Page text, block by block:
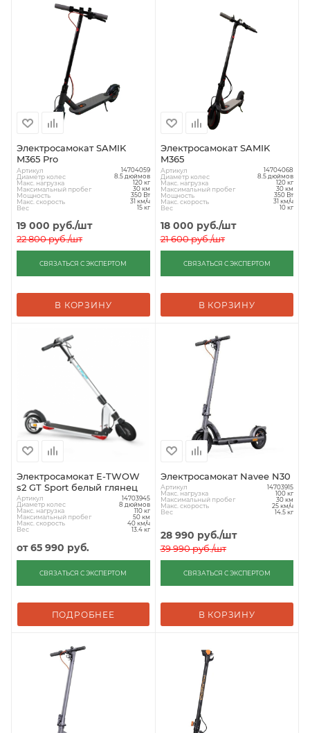
Электросамокат SAMIK
M365 Pro
Артикул 14704059
Диаметр колес 8.5 дюймов
Макс. нагрузка 120 кг
Максимальный пробег 30 км
Мощность 350 Вт
Макс. скорость 31 км/ч
Вес 15 кг
19 000 руб./шт
22 800руб./шт
СВЯЗАТЬСЯ С ЭКСПЕРТОМ
В КОРЗИНУ
Электросамокат SAMIK
M365
Артикул 14704068
Диаметр колес 8.5 дюймов
Макс. нагрузка 120 кг
Максимальный пробег 30 км
Мощность 350 Вт
Макс. скорость 31 км/ч
Вес 10 кг
18 000 руб./шт
21 600руб./шт
СВЯЗАТЬСЯ С ЭКСПЕРТОМ
В КОРЗИНУ
Электросамокат E-TWOW
s2 GT Sport белый глянец
Артикул 14703945
Диаметр колес 8 дюймов
Макс. нагрузка 110 кг
Максимальный пробег 50 км
Макс. скорость 40 км/ч
Вес 13.4 кг
от65 990 руб.
СВЯЗАТЬСЯ С ЭКСПЕРТОМ
ПОДРОБНЕЕ
Электросамокат Navee N30
Артикул 14703915
Макс. нагрузка 100 кг
Максимальный пробег 30 км
Макс. скорость 25 км/ч
Вес 14.5 кг
28 990 руб./шт
39 990руб./шт
СВЯЗАТЬСЯ С ЭКСПЕРТОМ
В КОРЗИНУ